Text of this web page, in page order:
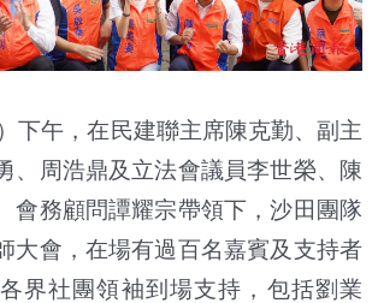
下午，在民建聯主席陳克勤、副主
、周浩鼎及立法會議員李世榮、陳
會務顧問譚耀宗帶領下，沙田團隊
大會，在場有過百名嘉賓及支持者
界社團領袖到場支持，包括劉業